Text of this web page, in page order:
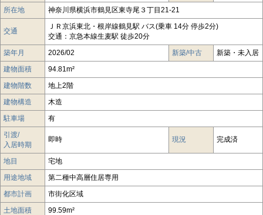
所在地
神奈川県横浜市鶴見区東寺尾３丁目21-21
交通
ＪＲ京浜東北・根岸線鶴見駅 バス(乗車 14分 停歩2分)
交通：京急本線生麦駅 徒歩20分
築年月
2026/02 新築/中古
新築・未入居
建物面積
94.81m²
建物階数
地上2階
建物構造
木造
駐車場
有
引渡/
入居時期
即時 現況 完成済
地目
宅地
用途地域
第二種中高層住居専用
都市計画
市街化区域
土地面積
99.59m²